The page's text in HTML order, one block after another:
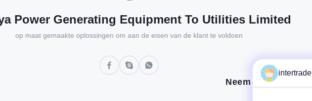
Power Generating Equipment To Utilities Limited
op maat gemaakte oplossingen om aan de eisen van de klant te voldoen
Neem contact op.
intertrade